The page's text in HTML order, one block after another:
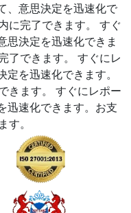
、意思決定を迅速化で
完了できます。
すぐ
思決定を迅速化できま
できます。
すぐにレ
を迅速化できます。
ます。
すぐにレポー
迅速化できます。お支
。